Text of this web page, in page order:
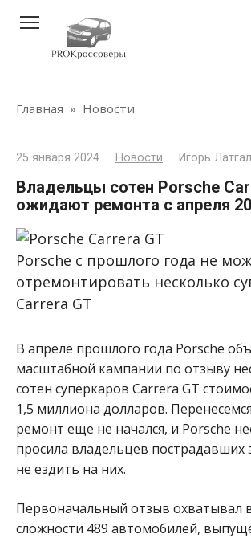
контенту
Главная » Новости
25 января 2024 Новости Игорь
Владельцы сотен Porsche
ожидают ремонта с апреля
Porsche с прошлого года не
отремонтировать несколько
Carrera GT
В апреле прошлого года Porsche
масштабной кампании по отзыву
сотен суперкаров Carrera GT
1,5 миллиона долларов.
ремонт еще не начался, и Porsche
просила владельцев пострадавших
не ездить на них.
Первоначальный отзыв охватывал
сложности 489 автомобилей,